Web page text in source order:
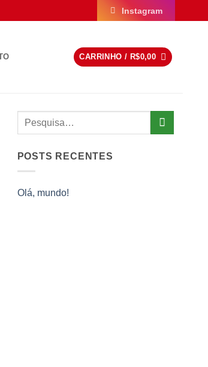
Instagram
CARRINHO / R$0,00
POSTS RECENTES
Olá, mundo!